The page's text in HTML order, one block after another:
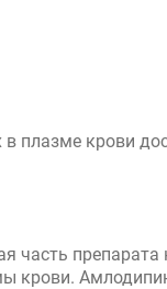
плазме крови
часть препарата
крови.